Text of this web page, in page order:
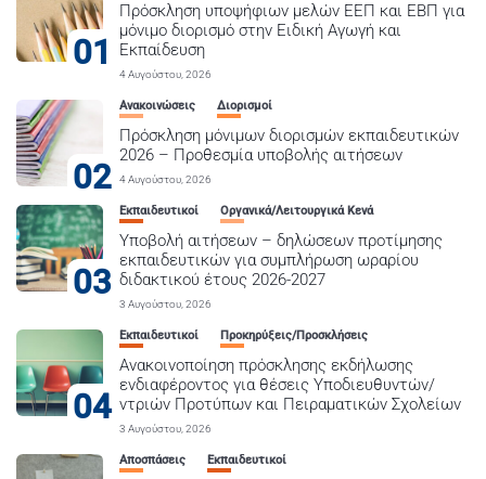
01
Πρόσκληση υποψήφιων μελών ΕΕΠ και ΕΒΠ για
μόνιμο διορισμό στην Ειδική Αγωγή και
Εκπαίδευση
4 Αυγούστου, 2026
02
Ανακοινώσεις Διορισμοί
Πρόσκληση μόνιμων διορισμών εκπαιδευτικών
2026 – Προθεσμία υποβολής αιτήσεων
4 Αυγούστου, 2026
03
Εκπαιδευτικοί Οργανικά/Λειτουργικά Κενά
Υποβολή αιτήσεων – δηλώσεων προτίμησης
εκπαιδευτικών για συμπλήρωση ωραρίου
διδακτικού έτους 2026-2027
3 Αυγούστου, 2026
04
Εκπαιδευτικοί Προκηρύξεις/Προσκλήσεις
Ανακοινοποίηση πρόσκλησης εκδήλωσης
ενδιαφέροντος για θέσεις Υποδιευθυντών/
ντριών Προτύπων και Πειραματικών Σχολείων
3 Αυγούστου, 2026
Αποσπάσεις Εκπαιδευτικοί